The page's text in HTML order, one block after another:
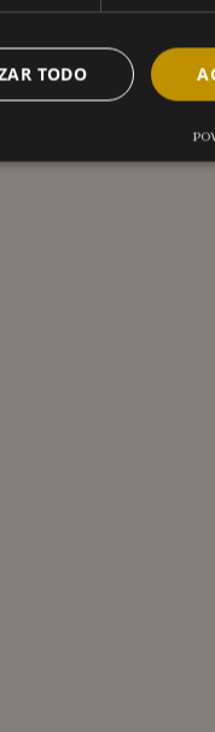
TODO
el sitio web. Por ejemplo: